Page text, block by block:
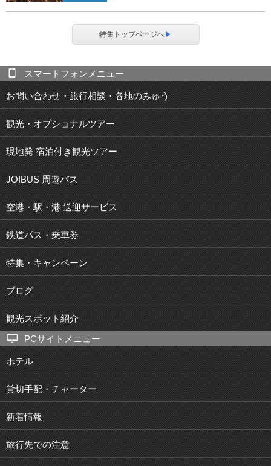
特集トップページへ▶
スマートフォンメニュー
お問い合わせ・旅行相談・各地のみゅう
観光・オプショナルツアー
現地発 宿泊付き観光ツアー
JOIBUS 周遊バス
空港・駅・港 送迎サービス
鉄道パス・乗車券
特集・キャンペーン
ブログ
観光スポット紹介
PCサイトメニュー
ホテル
貸切手配・チャーター
新着情報
旅行先での注意